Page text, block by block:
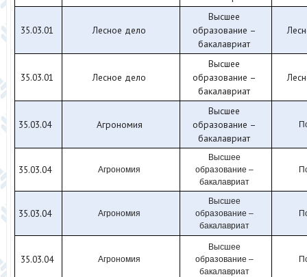
35.03.01 Лесное дело
Высшее
образование –
бакалавриат
35.03.01 Лесное дело
Высшее
образование –
бакалавриат
35.03.04 Агрономия
Высшее
образование –
бакалавриат
35.03.04 Агрономия
Высшее
образование –
бакалавриат
35.03.04 Агрономия
Высшее
образование –
бакалавриат
35.03.04 Агрономия
Высшее
образование –
бакалавриат